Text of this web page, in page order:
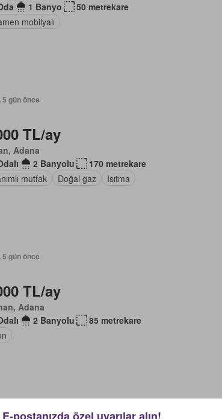
1 Banyo
50 metrekare
mobilyalı
5 gün önce
TL/ay
Adana
2 Banyolu
170 metrekare
mutfak
Doğal gaz Isıtma
5 gün önce
TL/ay
Adana
2 Banyolu
85 metrekare
5 gün önce